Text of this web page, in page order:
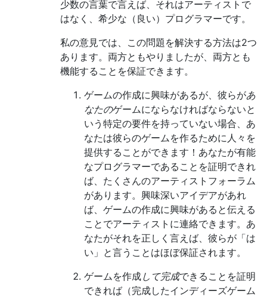
少数の言葉で言えば、それはアーティストで
はなく、希少な（良い）プログラマーです。
私の意見では、この問題を解決する方法は2つ
あります。両方ともやりましたが、両方とも
機能することを保証できます。
ゲームの作成に興味があるが、彼らがあ
なたのゲームにならなければならないと
いう特定の要件を持っていない場合、あ
なたは彼らのゲームを作るために人々を
提供することができます！あなたが有能
なプログラマーであることを証明できれ
ば、たくさんのアーティストフォーラム
があります。興味深いアイデアがあれ
ば、ゲームの作成に興味があると伝える
ことでアーティストに連絡できます。あ
なたがそれを正しく言えば、彼らが「は
い」と言うことはほぼ保証されます。
ゲームを作成 して完成できることを証明
できれば（完成したインディーズゲーム